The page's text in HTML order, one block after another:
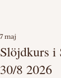
Slöjdkurs i
30/8 2026
7 maj